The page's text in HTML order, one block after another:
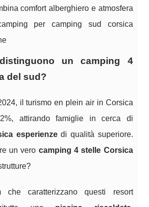
comfort alberghiero e atmosfera
per camping sud corsica
un camping 4
del sud?
il turismo en plein air in Corsica
attirando famiglie in cerca di
esperienzedi qualità superiore.
un vero camping 4 stelle Corsica
che caratterizzano questi resort